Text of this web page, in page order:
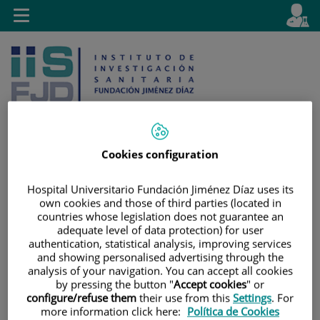
Saltar al contenido
contenido
activo
es
Toggle
navigation
Cookies configuration
Hospital Universitario Fundación Jiménez Díaz uses its
own cookies and those of third parties (located in
countries whose legislation does not guarantee an
adequate level of data protection) for user
authentication, statistical analysis, improving services
and showing personalised advertising through the
analysis of your navigation. You can accept all cookies
by pressing the button "Accept cookies" or
configure/refuse them their use from this Settings. For
more information click here: Política de Cookies